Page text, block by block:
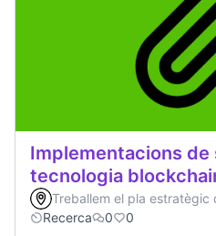
Implementacions de
tecnologia
Treballem el pla estratègic
Recerca
0 0